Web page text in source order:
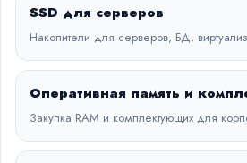
SSD для серверов
Накопители для серверов, БД,
Оперативная память и
Закупка RAM и комплектующих для